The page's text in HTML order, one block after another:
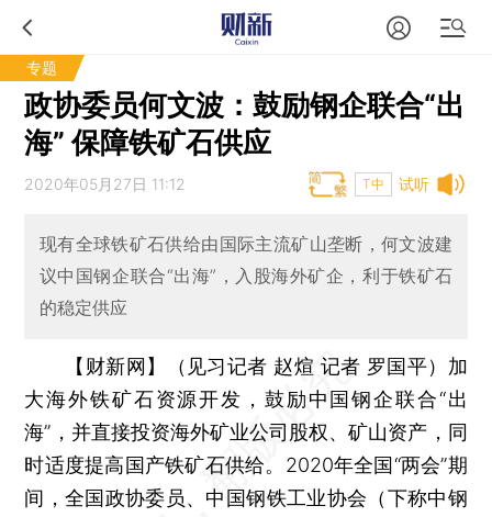
专题
政协委员何文波：鼓励钢企联合“出
海” 保障铁矿石供应
试听
2020年05月27日 11:12 T中
现有全球铁矿石供给由国际主流矿山垄断，何文波建
议中国钢企联合“出海”，入股海外矿企，利于铁矿石
的稳定供应
【财新网】（见习记者 赵煊 记者 罗国平） 加
大海外铁矿石资源开发，鼓励中国钢企联合“出
海”，并直接投资海外矿业公司股权、矿山资产，同
时适度提高国产铁矿石供给。2020年全国“两会”期
间，全国政协委员、中国钢铁工业协会（下称中钢